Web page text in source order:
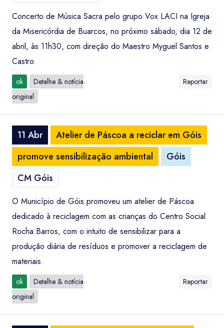
Concerto de Música Sacra pelo grupo Vox LACI na Igreja
da Misericórdia de Buarcos, no próximo sábado, dia 12 de
abril, às 11h30, com direção do Maestro Myguel Santos e
Castro.
ok
Detalhe & notícia
original
Reportar
11 Abr
Atelier de Páscoa a reciclar em Góis
promove sensibilização ambiental
Góis
CM Góis
O Município de Góis promoveu um atelier de Páscoa
dedicado à reciclagem com as crianças do Centro Social
Rocha Barros, com o intuito de sensibilizar para a
produção diária de resíduos e promover a reciclagem de
materiais.
ok
Detalhe & notícia
original
Reportar